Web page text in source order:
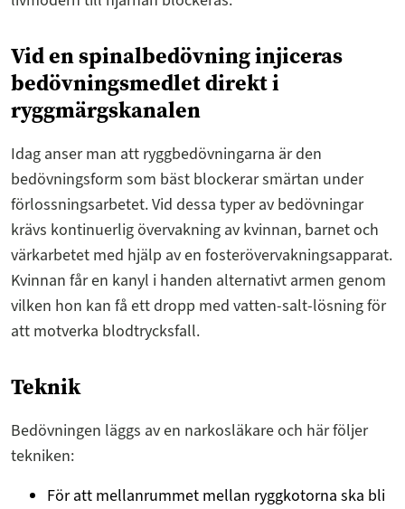
Vid en spinalbedövning injiceras
bedövningsmedlet direkt i
ryggmärgskanalen
Idag anser man att ryggbedövningarna är den
bedövningsform som bäst blockerar smärtan under
förlossningsarbetet. Vid dessa typer av bedövningar
krävs kontinuerlig övervakning av kvinnan, barnet och
värkarbetet med hjälp av en fosterövervakningsapparat.
Kvinnan får en kanyl i handen alternativt armen genom
vilken hon kan få ett dropp med vatten-salt-lösning för
att motverka blodtrycksfall.
Teknik
Bedövningen läggs av en narkosläkare och här följer
tekniken:
För att mellanrummet mellan ryggkotorna ska bli